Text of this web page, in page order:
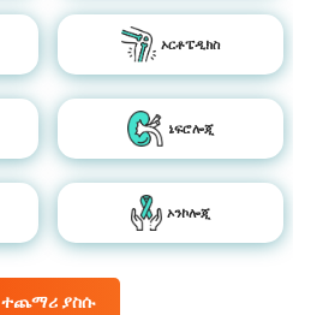
ተጨማሪ ያስሱ
ኦርቶፔዲክስ
ኔፍሮሎጂ
ኦንኮሎጂ